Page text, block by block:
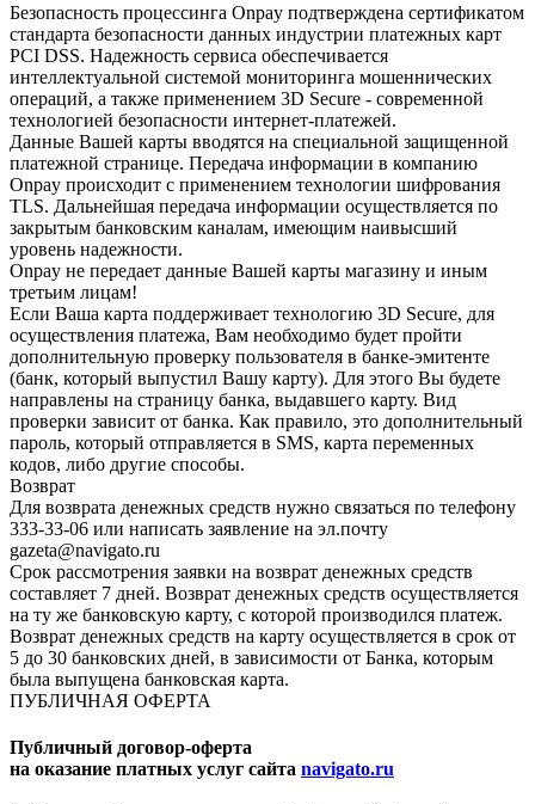
Безопасность процессинга Onpay подтверждена сертификатом
стандарта безопасности данных индустрии платежных карт
PCI DSS. Надежность сервиса обеспечивается
интеллектуальной системой мониторинга мошеннических
операций, а также применением 3D Secure - современной
технологией безопасности интернет-платежей.
Данные Вашей карты вводятся на специальной защищенной
платежной странице. Передача информации в компанию
Onpay происходит с применением технологии шифрования
TLS. Дальнейшая передача информации осуществляется по
закрытым банковским каналам, имеющим наивысший
уровень надежности.
Onpay не передает данные Вашей карты магазину и иным
третьим лицам!
Если Ваша карта поддерживает технологию 3D Secure, для
осуществления платежа, Вам необходимо будет пройти
дополнительную проверку пользователя в банке-эмитенте
(банк, который выпустил Вашу карту). Для этого Вы будете
направлены на страницу банка, выдавшего карту. Вид
проверки зависит от банка. Как правило, это дополнительный
пароль, который отправляется в SMS, карта переменных
кодов, либо другие способы.
Возврат
Для возврата денежных средств нужно связаться по телефону
333-33-06 или написать заявление на эл.почту
gazeta@navigato.ru
Срок рассмотрения заявки на возврат денежных средств
составляет 7 дней. Возврат денежных средств осуществляется
на ту же банковскую карту, с которой производился платеж.
Возврат денежных средств на карту осуществляется в срок от
5 до 30 банковских дней, в зависимости от Банка, которым
была выпущена банковская карта.
ПУБЛИЧНАЯ ОФЕРТА
Публичный договор-оферта
на оказание платных услуг сайта navigato.ru